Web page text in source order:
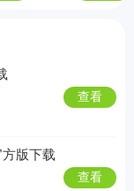
查看
版下载
查看